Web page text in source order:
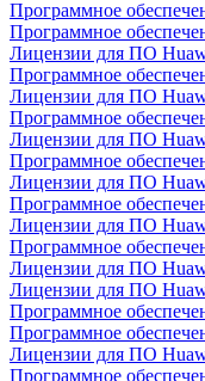
Программное
Программное
Лицензии для ПО
Программное
Лицензии для ПО
Программное
Лицензии для ПО
Программное
Лицензии для ПО
Программное
Лицензии для ПО
Программное
Лицензии для ПО
Лицензии для ПО
Программное
Программное
Лицензии для ПО
Программное